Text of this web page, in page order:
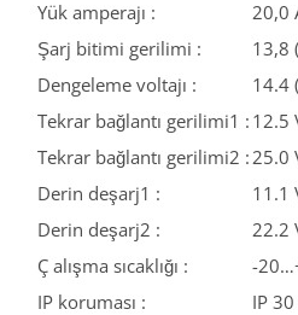
Yük amperajı :
20,0
Şarj bitimi gerilimi :
13,8
Dengeleme voltajı :
14.4
Tekrar bağlantı gerilimi1 : 12.5
Tekrar bağlantı gerilimi2 : 25.0
Derin deşarj1 :
11.1
Derin deşarj2 :
22.2
Ç alışma sıcaklığı :
-
IP koruması :
IP 30